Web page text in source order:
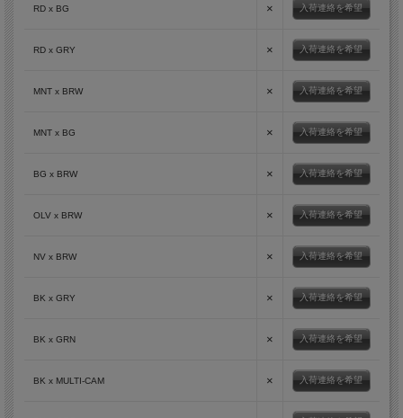
RD x BG × 入荷連絡を希望
RD x GRY × 入荷連絡を希望
MNT x BRW × 入荷連絡を希望
MNT x BG × 入荷連絡を希望
BG x BRW × 入荷連絡を希望
OLV x BRW × 入荷連絡を希望
NV x BRW × 入荷連絡を希望
BK x GRY × 入荷連絡を希望
BK x GRN × 入荷連絡を希望
BK x MULTI-CAM × 入荷連絡を希望